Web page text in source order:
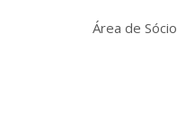
Área de Sócio